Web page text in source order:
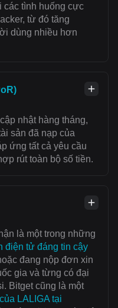
các tình huống cực
từ đó tăng
dùng nhiều hơn
nhật hàng tháng,
sản đã nạp của
ứng tất cả yêu cầu
rút toàn bộ số tiền.
là một trong những
điện tử đáng tin cậy
đang nộp đơn xin
gia và từng có đại
Bitget cũng là một
LALIGA tại